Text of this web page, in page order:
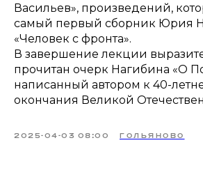
Васильев», произведений,
самый первый сборник Юрия
«Человек с фронта».
В завершение лекции
прочитан очерк Нагибина «О
написанный автором к 40-
окончания Великой
2025-04-03 08:00 ГОЛЬЯНОВО